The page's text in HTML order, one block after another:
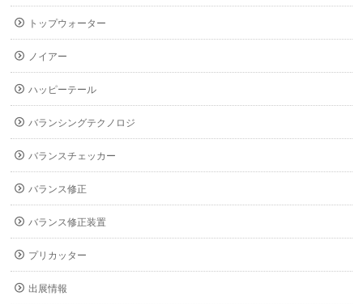
トップウォーター
ノイアー
ハッピーテール
バランシングテクノロジ
バランスチェッカー
バランス修正
バランス修正装置
プリカッター
出展情報